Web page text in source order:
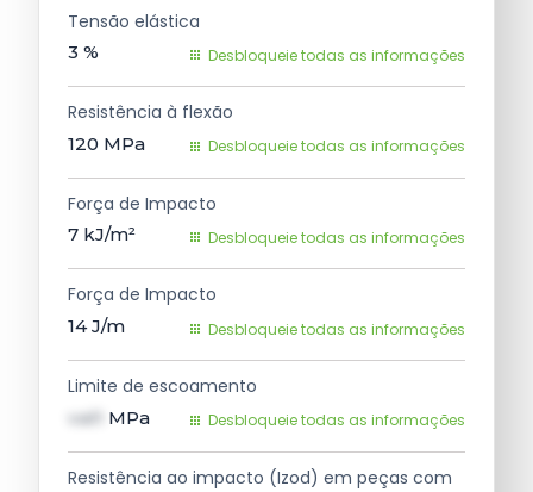
Tensão elástica
3 % Desbloqueie todas as informações
Resistência à flexão
120 MPa Desbloqueie todas as informações
Força de Impacto
7 kJ/m² Desbloqueie todas as informações
Força de Impacto
14 J/m Desbloqueie todas as informações
Limite de escoamento
val1 MPa Desbloqueie todas as informações
Resistência ao impacto (Izod) em peças com